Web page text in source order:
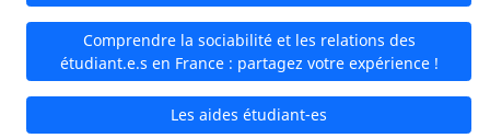
Comprendre la sociabilité et les relations des
étudiant.e.s en France : partagez votre expérience !
Les aides étudiant-es